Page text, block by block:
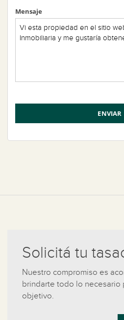
Mensaje
Solicitá tu
Nuestro compromiso es
brindarte todo lo necesario
objetivo.